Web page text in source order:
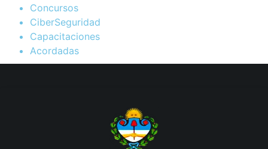
Concursos
CiberSeguridad
Capacitaciones
Acordadas